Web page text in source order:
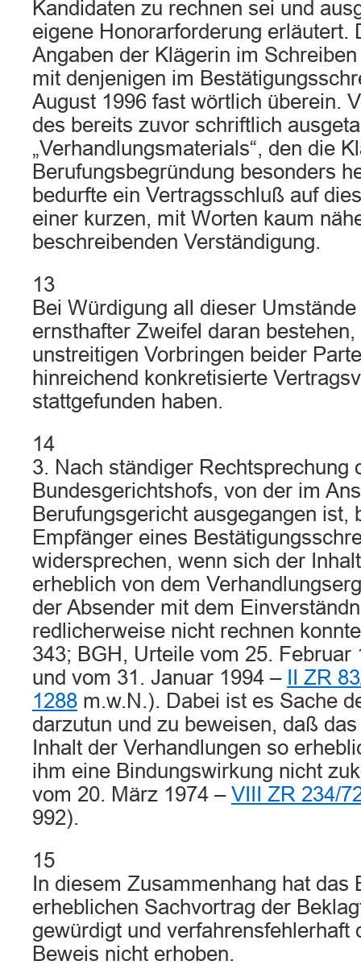
Kandidaten zu rechnen sei und
eigene Honorarforderung erläutert.
Angaben der Klägerin im
mit denjenigen im
August 1996 fast wörtlich überein.
des bereits zuvor schriftlich
„Verhandlungsmaterials“, den die
Berufungsbegründung besonders
bedurfte ein Vertragsschluß auf
einer kurzen, mit Worten kaum
beschreibenden Verständigung.
13
Bei Würdigung all dieser
ernsthafter Zweifel daran
unstreitigen Vorbringen beider
hinreichend konkretisierte
stattgefunden haben.
14
3. Nach ständiger Rechtsprechung
Bundesgerichtshofs, von der im
Berufungsgericht ausgegangen ist,
Empfänger eines
widersprechen, wenn sich der
erheblich von dem
der Absender mit dem
redlicherweise nicht rechnen
343; BGH, Urteile vom 25. Februar
und vom 31. Januar 1994 –
II ZR
1288 m.w.N.). Dabei ist es Sache
darzutun und zu beweisen, daß
Inhalt der Verhandlungen so
ihm eine Bindungswirkung nicht
vom 20. März 1974 – VIII ZR 234/
992).
15
In diesem Zusammenhang hat das
erheblichen Sachvortrag der
gewürdigt und verfahrensfehlerhaft
Beweis nicht erhoben.